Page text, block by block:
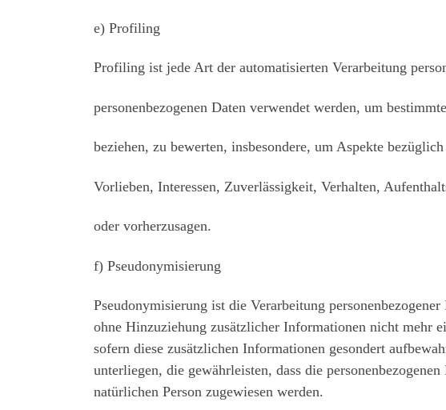
e) Profiling
Profiling ist jede Art der automatisierten Verarbeitung
personenbezogenen Daten verwendet werden, um
beziehen, zu bewerten, insbesondere, um Aspekte
Vorlieben, Interessen, Zuverlässigkeit, Verhalten,
oder vorherzusagen.
f) Pseudonymisierung
Pseudonymisierung ist die Verarbeitung
ohne Hinzuziehung zusätzlicher Informationen nicht mehr
sofern diese zusätzlichen Informationen gesondert
unterliegen, die gewährleisten, dass die
natürlichen Person zugewiesen werden.